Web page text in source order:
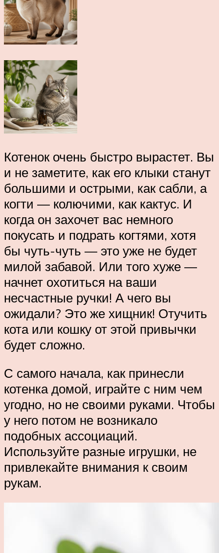
Котенок очень быстро вырастет. Вы
и не заметите, как его клыки станут
большими и острыми, как сабли, а
когти — колючими, как кактус. И
когда он захочет вас немного
покусать и подрать когтями, хотя
бы чуть-чуть — это уже не будет
милой забавой. Или того хуже —
начнет охотиться на ваши
несчастные ручки! А чего вы
ожидали? Это же хищник! Отучить
кота или кошку от этой привычки
будет сложно.
С самого начала, как принесли
котенка домой, играйте с ним чем
угодно, но не своими руками. Чтобы
у него потом не возникало
подобных ассоциаций.
Используйте разные игрушки, не
привлекайте внимания к своим
рукам.